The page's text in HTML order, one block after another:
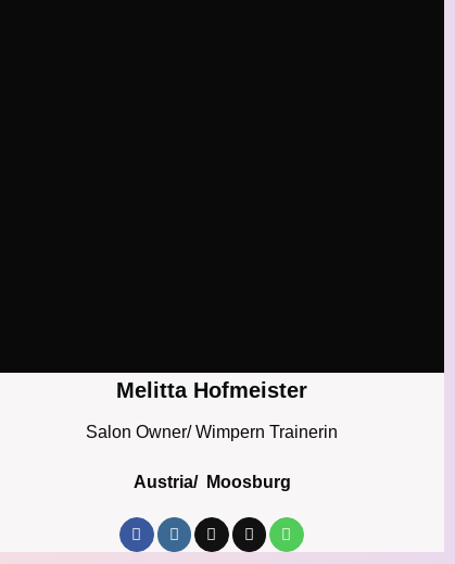
Melitta Hofmeister
Salon Owner/ Wimpern Trainerin
Austria/ Moosburg